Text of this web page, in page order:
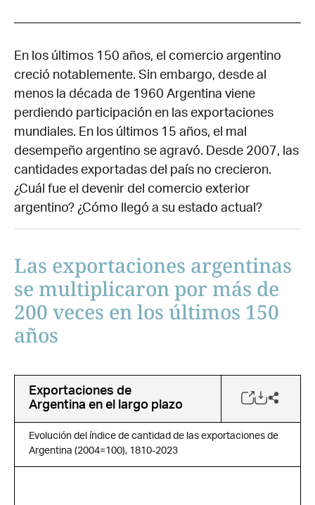
En los últimos 150 años, el comercio argentino
creció notablemente. Sin embargo, desde al
menos la década de 1960 Argentina viene
perdiendo participación en las exportaciones
mundiales. En los últimos 15 años, el mal
desempeño argentino se agravó. Desde 2007, las
cantidades exportadas del país no crecieron.
¿Cuál fue el devenir del comercio exterior
argentino? ¿Cómo llegó a su estado actual?
Las exportaciones argentinas
se multiplicaron por más de
200 veces en los últimos 150
años
Exportaciones de
Argentina en el largo plazo
Evolución del índice de cantidad de las exportaciones de
Argentina (2004=100), 1810-2023